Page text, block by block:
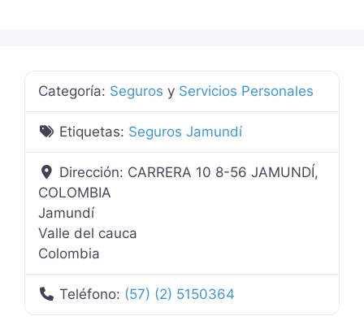
Categoría: Seguros y Servicios Personales
Etiquetas: Seguros Jamundí
Dirección: CARRERA 10 8-56 JAMUNDÍ,
COLOMBIA
Jamundí
Valle del cauca
Colombia
Teléfono: (57) (2) 5150364